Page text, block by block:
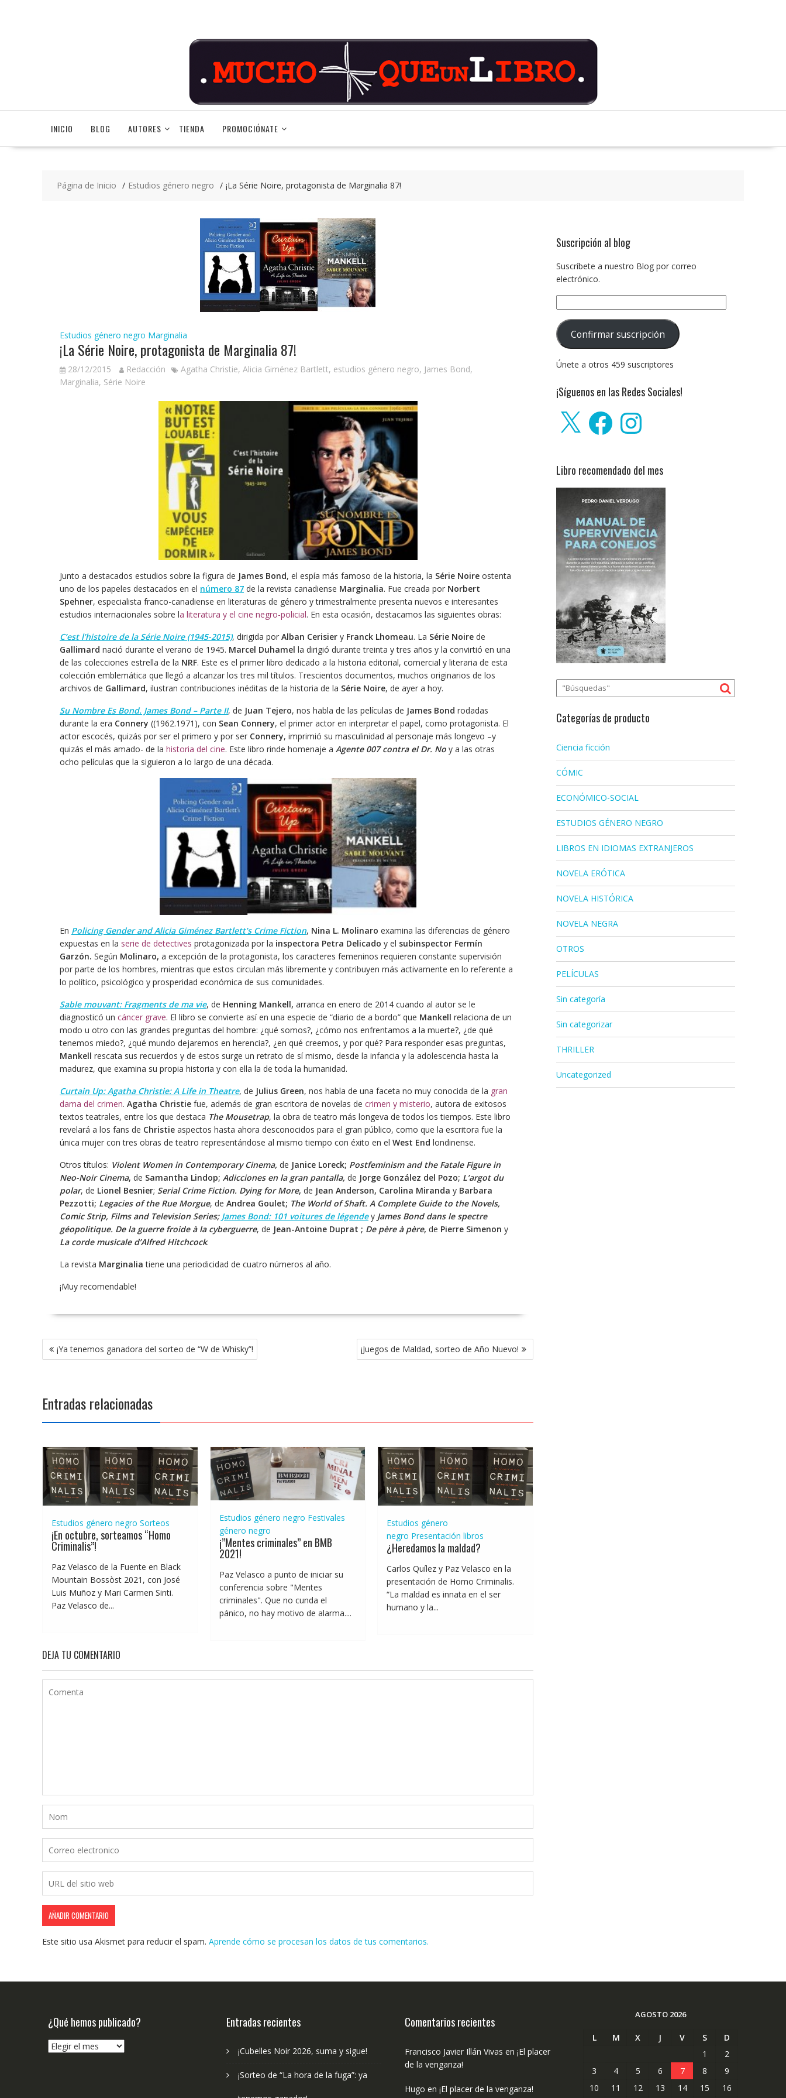
INICIO BLOG AUTORES TIENDA PROMOCIÓNATE
Página de Inicio Estudios género negro ¡La Série Noire, protagonista de Marginalia 87!
Estudios género negro Marginalia
¡La Série Noire, protagonista de Marginalia 87!
28/12/2015 Redacción Agatha Christie, Alicia Giménez Bartlett, estudios género negro, James Bond,
Marginalia, Série Noire
Junto a destacados estudios sobre la figura de James Bond, el espía más famoso de la historia, la Série Noire ostenta
uno de los papeles destacados en el número 87 de la revista canadiense Marginalia. Fue creada por Norbert
Spehner, especialista franco-canadiense en literaturas de género y trimestralmente presenta nuevos e interesantes
estudios internacionales sobre la literatura y el cine negro-policial. En esta ocasión, destacamos las siguientes obras:
C’est l’histoire de la Série Noire (1945-2015), dirigida por Alban Cerisier y Franck Lhomeau. La Série Noire de
Gallimard nació durante el verano de 1945. Marcel Duhamel la dirigió durante treinta y tres años y la convirtió en una
de las colecciones estrella de la NRF. Este es el primer libro dedicado a la historia editorial, comercial y literaria de esta
colección emblemática que llegó a alcanzar los tres mil títulos. Trescientos documentos, muchos originarios de los
archivos de Gallimard, ilustran contribuciones inéditas de la historia de la Série Noire, de ayer a hoy.
Su Nombre Es Bond. James Bond – Parte II, de Juan Tejero, nos habla de las películas de James Bond rodadas
durante la era Connery ((1962.1971), con Sean Connery, el primer actor en interpretar el papel, como protagonista. El
actor escocés, quizás por ser el primero y por ser Connery, imprimió su masculinidad al personaje más longevo –y
quizás el más amado- de la historia del cine. Este libro rinde homenaje a Agente 007 contra el Dr. No y a las otras
ocho películas que la siguieron a lo largo de una década.
En Policing Gender and Alicia Giménez Bartlett’s Crime Fiction, Nina L. Molinaro examina las diferencias de género
expuestas en la serie de detectives protagonizada por la inspectora Petra Delicado y el subinspector Fermín
Garzón. Según Molinaro, a excepción de la protagonista, los caracteres femeninos requieren constante supervisión
por parte de los hombres, mientras que estos circulan más libremente y contribuyen más activamente en lo referente a
lo político, psicológico y prosperidad económica de sus comunidades.
Sable mouvant: Fragments de ma vie, de Henning Mankell, arranca en enero de 2014 cuando al autor se le
diagnosticó un cáncer grave. El libro se convierte así en una especie de “diario de a bordo” que Mankell relaciona de un
modo u otro con las grandes preguntas del hombre: ¿qué somos?, ¿cómo nos enfrentamos a la muerte?, ¿de qué
tenemos miedo?, ¿qué mundo dejaremos en herencia?, ¿en qué creemos, y por qué? Para responder esas preguntas,
Mankell rescata sus recuerdos y de estos surge un retrato de sí mismo, desde la infancia y la adolescencia hasta la
madurez, que examina su propia historia y con ella la de toda la humanidad.
Curtain Up: Agatha Christie: A Life in Theatre, de Julius Green, nos habla de una faceta no muy conocida de la gran
dama del crimen. Agatha Christie fue, además de gran escritora de novelas de crimen y misterio, autora de exitosos
textos teatrales, entre los que destaca The Mousetrap, la obra de teatro más longeva de todos los tiempos. Este libro
revelará a los fans de Christie aspectos hasta ahora desconocidos para el gran público, como que la escritora fue la
única mujer con tres obras de teatro representándose al mismo tiempo con éxito en el West End londinense.
Otros títulos: Violent Women in Contemporary Cinema, de Janice Loreck; Postfeminism and the Fatale Figure in
Neo-Noir Cinema, de Samantha Lindop; Adicciones en la gran pantalla, de Jorge González del Pozo; L’argot du
polar, de Lionel Besnier; Serial Crime Fiction. Dying for More, de Jean Anderson, Carolina Miranda y Barbara
Pezzotti; Legacies of the Rue Morgue, de Andrea Goulet; The World of Shaft. A Complete Guide to the Novels,
Comic Strip, Films and Television Series; James Bond: 101 voitures de légende y James Bond dans le spectre
géopolitique. De la guerre froide à la cyberguerre, de Jean-Antoine Duprat ; De père à père, de Pierre Simenon y
La corde musicale d’Alfred Hitchcock.
La revista Marginalia tiene una periodicidad de cuatro números al año.
¡Muy recomendable!
Navegación
de
¡Ya tenemos ganadora del sorteo de “W de Whisky”! ¡Juegos de Maldad, sorteo de Año Nuevo!
Entradas relacionadas
Estudios género negro Sorteos
¡En octubre, sorteamos “Homo
Criminalis”!
Paz Velasco de la Fuente en Black
Mountain Bossòst 2021, con José
Luis Muñoz y Mari Carmen Sinti.
Paz Velasco de...
Estudios género negro Festivales
género negro
¡”Mentes criminales” en BMB
2021!
Paz Velasco a punto de iniciar su
conferencia sobre "Mentes
criminales". Que no cunda el
pánico, no hay motivo de alarma....
Estudios género
negro Presentación libros
¿Heredamos la maldad?
Carlos Quílez y Paz Velasco en la
presentación de Homo Criminalis.
“La maldad es innata en el ser
humano y la...
DEJA TU COMENTARIO
Este sitio usa Akismet para reducir el spam. Aprende cómo se procesan los datos de tus comentarios.
Suscripción al blog
Suscríbete a nuestro Blog por correo
electrónico.
de
correo
electrónico:
Confirmar suscripción
Únete a otros 459 suscriptores
¡Síguenos en las Redes Sociales!
FacebookInstagram
Libro recomendado del mes
Categorías de producto
Ciencia ficción
CÓMIC
ECONÓMICO-SOCIAL
ESTUDIOS GÉNERO NEGRO
LIBROS EN IDIOMAS EXTRANJEROS
NOVELA ERÓTICA
NOVELA HISTÓRICA
NOVELA NEGRA
OTROS
PELÍCULAS
Sin categoría
Sin categorizar
THRILLER
Uncategorized
¿Qué hemos publicado?
¿Qué
Entradas recientes
¡Cubelles Noir 2026, suma y sigue!
¡Sorteo de “La hora de la fuga”: ya
Comentarios recientes
Francisco Javier Illán Vivas en ¡El placer
de la venganza!
Hugo en ¡El placer de la venganza!
AGOSTO 2026
L M X J V S
D
1
2
3
4 5 6 7 8
9
10
11 12 13 14 15 16